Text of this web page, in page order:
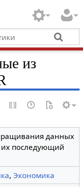
из
данных
последующий
,Экономика